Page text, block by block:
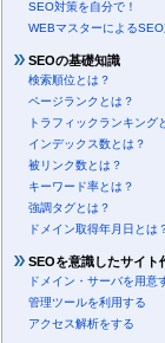
SEO対策を自分で！
WEBマスターによる
SEOの基礎知識
検索順位とは？
ページランクとは？
トラフィックランキング
インデックス数とは？
被リンク数とは？
キーワード率とは？
強調タグとは？
ドメイン取得年月日とは
SEOを意識したサイト
ドメイン・サーバを用意
管理ツールを利用する
アクセス解析をする